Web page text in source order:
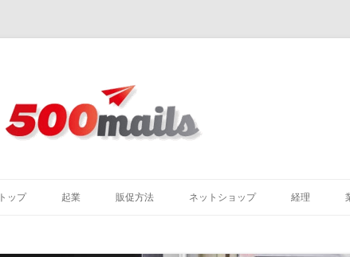
トップ 起業 販促方法 ネットショップ 経理